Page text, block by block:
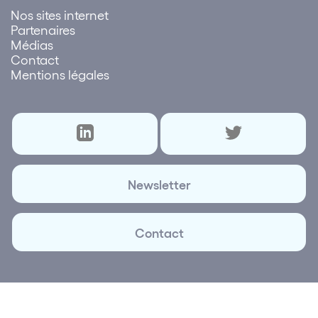
Nos sites internet
Partenaires
Médias
Contact
Mentions légales
Newsletter
Contact